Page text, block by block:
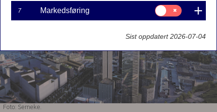
Foto: Serneke.
7 Markedsføring
Samtykke
til:
Markedsføring
Sist oppdatert 2026-07-04